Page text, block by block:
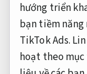
hướng triển
bạn tiềm
TikTok Ads.
hoạt theo